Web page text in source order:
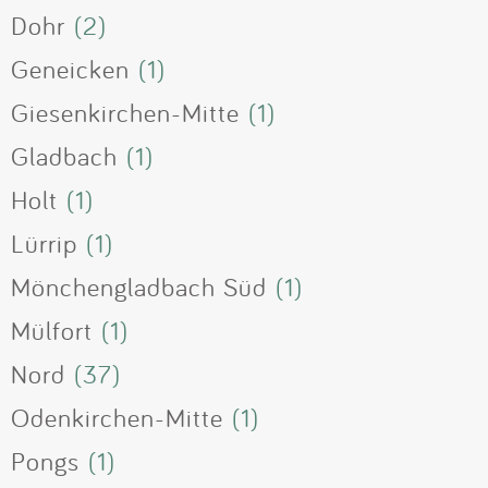
Dohr (2)
Geneicken (1)
Giesenkirchen-Mitte (1)
Gladbach (1)
Holt (1)
Lürrip (1)
Mönchengladbach Süd (1)
Mülfort (1)
Nord (37)
Odenkirchen-Mitte (1)
Pongs (1)